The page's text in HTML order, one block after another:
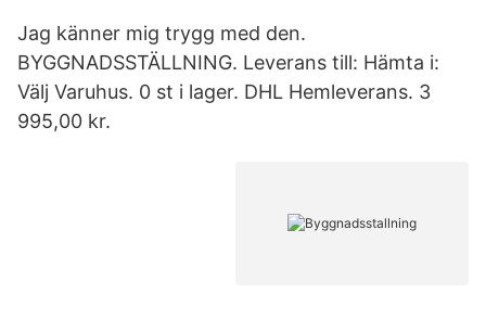
Jag känner mig trygg med den.
BYGGNADSSTÄLLNING. Leverans till: Hämta i:
Välj Varuhus. 0 st i lager. DHL Hemleverans. 3
995,00 kr.